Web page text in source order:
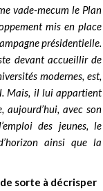
vade-mecum le Plan
mis en place
présidentielle.
devant accueillir de
modernes, est,
Mais, il lui appartient
aujourd’hui, avec son
des jeunes, le
ainsi que la
sorte à décrisper